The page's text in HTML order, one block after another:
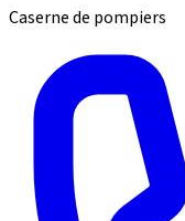
Caserne de pompiers